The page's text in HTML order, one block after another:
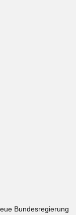
Bundesregierung